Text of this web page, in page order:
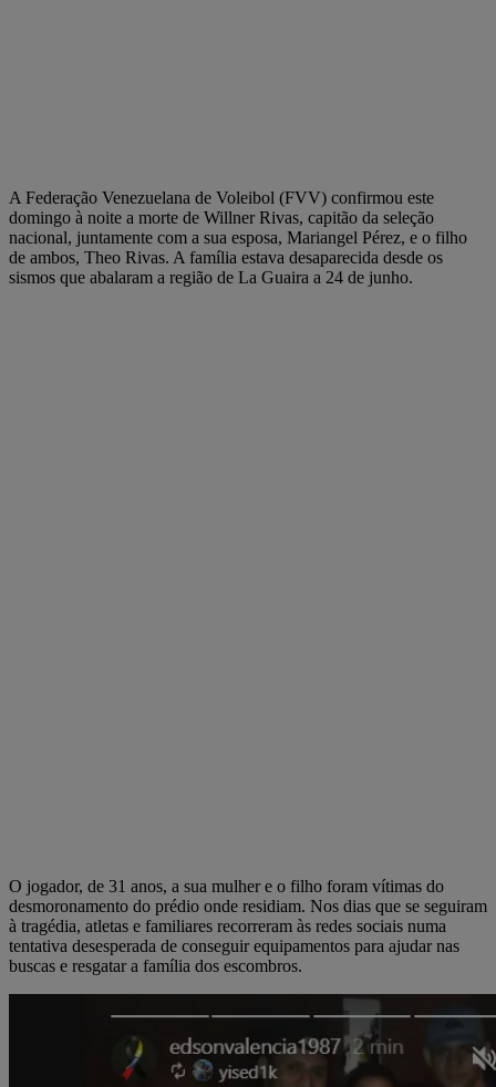
A Federação Venezuelana de Voleibol (FVV) confirmou este
domingo à noite a morte de Willner Rivas, capitão da seleção
nacional, juntamente com a sua esposa, Mariangel Pérez, e o filho
de ambos, Theo Rivas. A família estava desaparecida desde os
sismos que abalaram a região de La Guaira a 24 de junho.
O jogador, de 31 anos, a sua mulher e o filho foram vítimas do
desmoronamento do prédio onde residiam. Nos dias que se seguiram
à tragédia, atletas e familiares recorreram às redes sociais numa
tentativa desesperada de conseguir equipamentos para ajudar nas
buscas e resgatar a família dos escombros.